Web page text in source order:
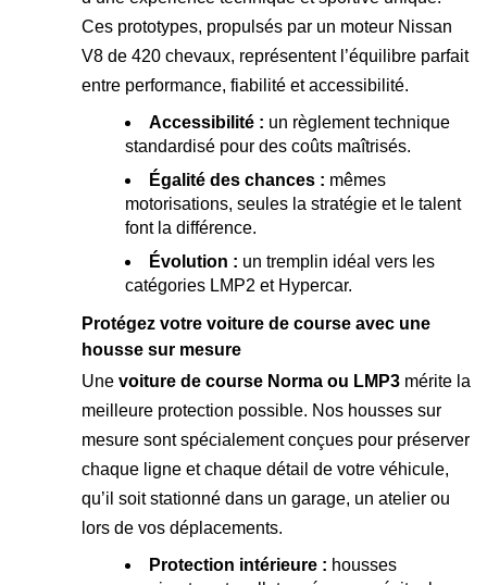
Ces prototypes, propulsés par un moteur Nissan
V8 de 420 chevaux, représentent l’équilibre parfait
entre performance, fiabilité et accessibilité.
Accessibilité : un règlement technique
standardisé pour des coûts maîtrisés.
Égalité des chances : mêmes
motorisations, seules la stratégie et le talent
font la différence.
Évolution : un tremplin idéal vers les
catégories LMP2 et Hypercar.
Protégez votre voiture de course avec une
housse sur mesure
Une voiture de course Norma ou LMP3 mérite la
meilleure protection possible. Nos housses sur
mesure sont spécialement conçues pour préserver
chaque ligne et chaque détail de votre véhicule,
qu’il soit stationné dans un garage, un atelier ou
lors de vos déplacements.
Protection intérieure : housses